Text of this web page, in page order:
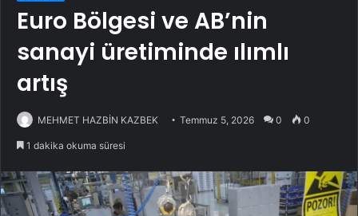
Euro Bölgesi ve AB’nin
sanayi üretiminde ılımlı
artış
MEHMET HAZBİN KAZBEK Temmuz 5, 2026 0 0
1 dakika okuma süresi